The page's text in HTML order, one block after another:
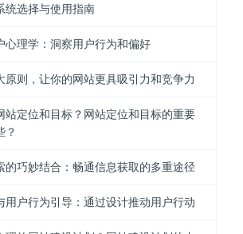
统选择与使用指南
心理学：洞察用户行为和偏好
原则，让你的网站更具吸引力和竞争力
站定位和目标？网站定位和目标的重要
？
的巧妙结合：畅通信息获取的多重途径
用户行为引导：通过设计推动用户行动